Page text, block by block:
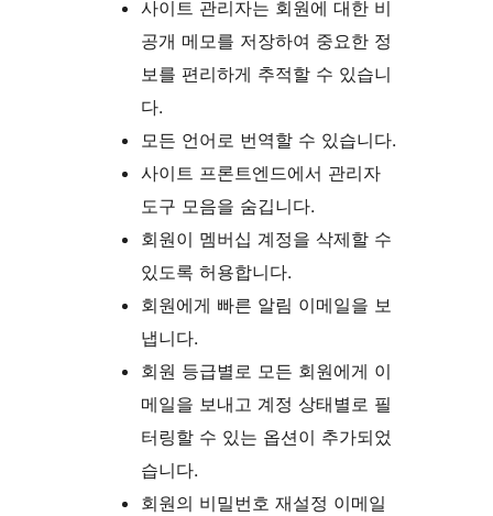
사이트 관리자는 회원에 대한 비
공개 메모를 저장하여 중요한 정
보를 편리하게 추적할 수 있습니
다.
모든 언어로 번역할 수 있습니다.
사이트 프론트엔드에서 관리자
도구 모음을 숨깁니다.
회원이 멤버십 계정을 삭제할 수
있도록 허용합니다.
회원에게 빠른 알림 이메일을 보
냅니다.
회원 등급별로 모든 회원에게 이
메일을 보내고 계정 상태별로 필
터링할 수 있는 옵션이 추가되었
습니다.
회원의 비밀번호 재설정 이메일